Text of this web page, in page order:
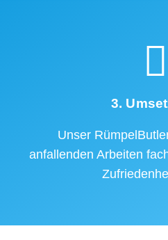
3.
Unser
anfallenden Arbeiten